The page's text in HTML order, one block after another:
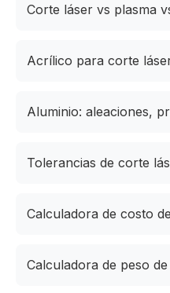
Corte láser vs plasma
Acrílico para corte
Aluminio: aleaciones,
Tolerancias de corte
Calculadora de costo
Calculadora de peso